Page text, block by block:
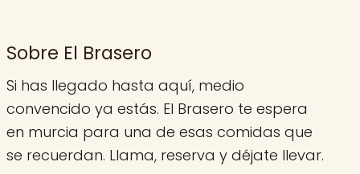
Sobre El Brasero
Si has llegado hasta aquí, medio
convencido ya estás. El Brasero te espera
en murcia para una de esas comidas que
se recuerdan. Llama, reserva y déjate llevar.